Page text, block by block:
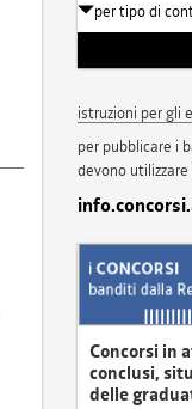
per tipo di
istruzioni per gli
per pubblicare i
devono
Concorsi in
conclusi,
delle